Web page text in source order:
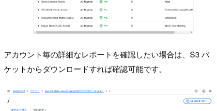
アカウント毎の詳細なレポートを確認したい場合は、S3 バ
ケットからダウンロードすれば確認可能です。